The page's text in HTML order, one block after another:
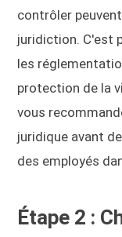
contrôler
juridiction. C'est
les
protection de la
vous
juridique avant
des employés
Étape 2 :